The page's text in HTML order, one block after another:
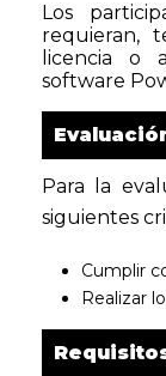
Los
requieran,
licencia o
software
Para la
siguientes
Cumplir
Realizar